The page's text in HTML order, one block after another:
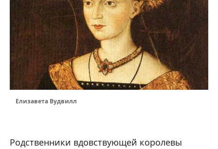
Елизавета Вудвилл
Родственники вдовствующей королевы